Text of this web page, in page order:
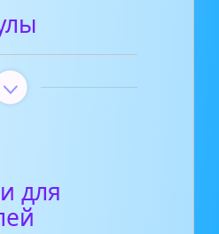
для